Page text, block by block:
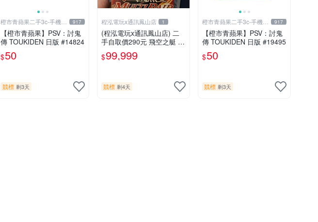
橙市青蘋果二手3c-手機/
相機
917
【橙市青蘋果】PSV：討鬼
傳 TOUKIDEN 日版 #14824
$50
競標 剩3天
程泓電玩x通訊鳳山店 1
(程泓電玩x通訊鳳山店) 二
手自取價290元 飛空之艇 Ai
rship Q 中文版 FOR PS VIT
A
$99,999
競標 剩4天
橙市青蘋果二手3c-手機/
相機
917
【橙市青蘋果】PSV：討鬼
傳 TOUKIDEN 日版 #19495
$50
競標 剩3天